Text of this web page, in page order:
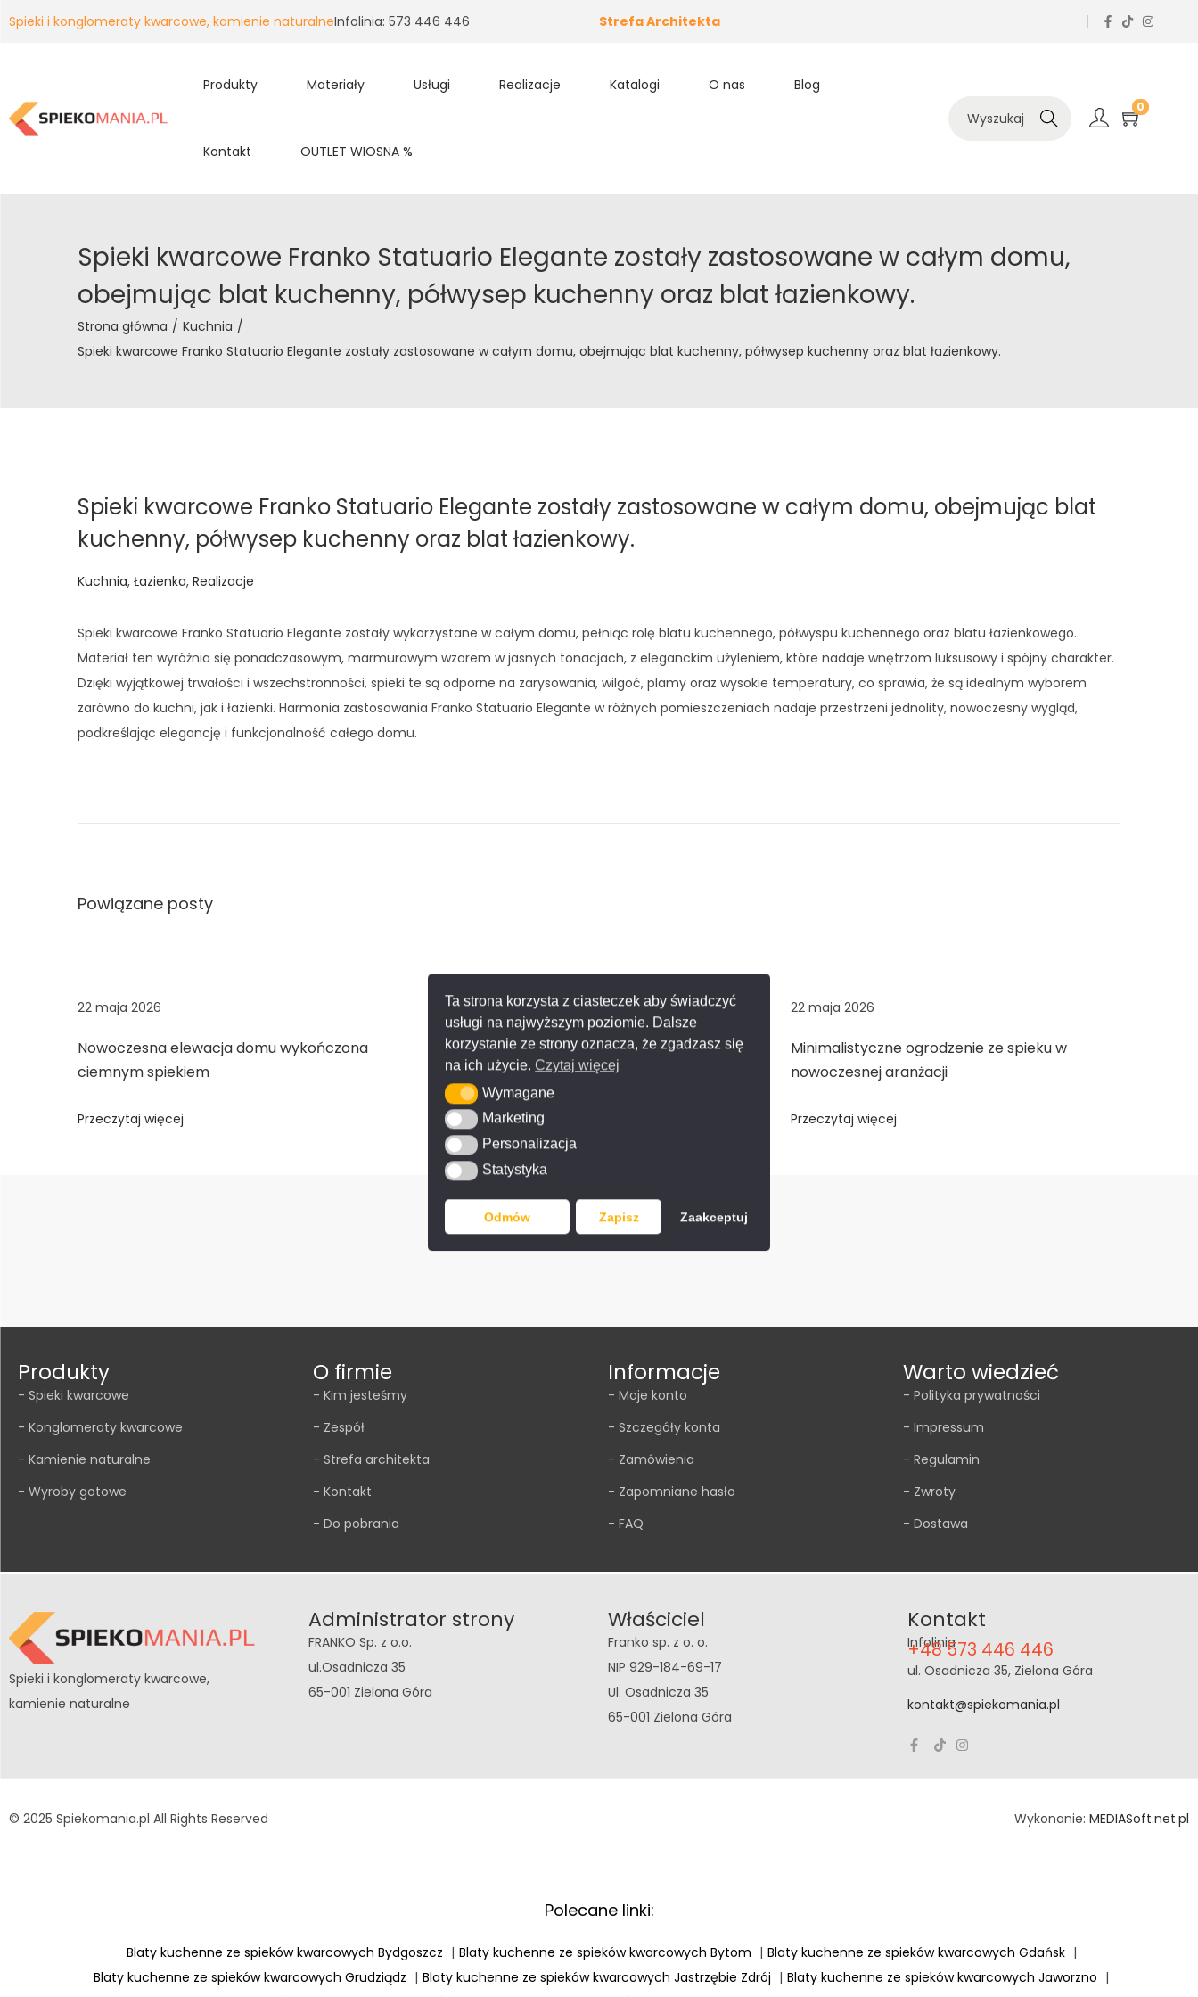
Ta strona korzysta z ciasteczek aby świadczyć
usługi na najwyższym poziomie. Dalsze
korzystanie ze strony oznacza, że zgadzasz się
na ich użycie. Czytaj więcej
WymaganeWymagane
MarketingMarketing
Personalizacja
Personalizacja
StatystykaStatystyka
Odmów Zapisz Zaakceptuj
Spieki i konglomeraty kwarcowe, kamienie naturalneInfolinia: 573 446 446 Strefa Architekta
Produkty Materiały Usługi Realizacje Katalogi O nas Blog
Kontakt OUTLET WIOSNA %
Szukaj
0
Spieki kwarcowe Franko Statuario Elegante zostały zastosowane w całym domu,
obejmując blat kuchenny, półwysep kuchenny oraz blat łazienkowy.
Strona główna / Kuchnia /
Spieki kwarcowe Franko Statuario Elegante zostały zastosowane w całym domu, obejmując blat kuchenny, półwysep kuchenny oraz blat łazienkowy.
Spieki kwarcowe Franko Statuario Elegante zostały zastosowane w całym domu, obejmując blat
kuchenny, półwysep kuchenny oraz blat łazienkowy.
O
u
b
l
i
k
Kuchnia, Łazienka, Realizacje
Spieki kwarcowe Franko Statuario Elegante zostały wykorzystane w całym domu, pełniąc rolę blatu kuchennego, półwyspu kuchennego oraz blatu łazienkowego.
Materiał ten wyróżnia się ponadczasowym, marmurowym wzorem w jasnych tonacjach, z eleganckim użyleniem, które nadaje wnętrzom luksusowy i spójny charakter.
Dzięki wyjątkowej trwałości i wszechstronności, spieki te są odporne na zarysowania, wilgoć, plamy oraz wysokie temperatury, co sprawia, że są idealnym wyborem
zarówno do kuchni, jak i łazienki. Harmonia zastosowania Franko Statuario Elegante w różnych pomieszczeniach nadaje przestrzeni jednolity, nowoczesny wygląd,
podkreślając elegancję i funkcjonalność całego domu.
s
k
w
a
n
o
u
m
z
s
t
w
Powiązane posty
22 maja 2026
Nowoczesna elewacja domu wykończona
ciemnym spiekiem
Przeczytaj więcej
22 maja 2026
Elewacja nowoczesnego domu wykończona
spiekiem wielkoformatowym
Przeczytaj więcej
22 maja 2026
Minimalistyczne ogrodzenie ze spieku w
nowoczesnej aranżacji
Przeczytaj więcej
Produkty
- Spieki kwarcowe
- Konglomeraty kwarcowe
- Kamienie naturalne
- Wyroby gotowe
O firmie
- Kim jesteśmy
- Zespół
- Strefa architekta
- Kontakt
- Do pobrania
Informacje
- Moje konto
- Szczegóły konta
- Zamówienia
- Zapomniane hasło
- FAQ
Warto wiedzieć
- Polityka prywatności
- Impressum
- Regulamin
- Zwroty
- Dostawa
Spieki i konglomeraty kwarcowe,
kamienie naturalne
Administrator strony
FRANKO Sp. z o.o.
ul.Osadnicza 35
65-001 Zielona Góra
Właściciel
Franko sp. z o. o.
NIP 929-184-69-17
Ul. Osadnicza 35
65-001 Zielona Góra
Kontakt
Infolinia
+48 573 446 446
ul. Osadnicza 35, Zielona Góra
kontakt@spiekomania.pl
© 2025 Spiekomania.pl All Rights Reserved Wykonanie: MEDIASoft.net.pl
Polecane linki:
Blaty kuchenne ze spieków kwarcowych Bydgoszcz | Blaty kuchenne ze spieków kwarcowych Bytom | Blaty kuchenne ze spieków kwarcowych Gdańsk |
Blaty kuchenne ze spieków kwarcowych Grudziądz | Blaty kuchenne ze spieków kwarcowych Jastrzębie Zdrój | Blaty kuchenne ze spieków kwarcowych Jaworzno |